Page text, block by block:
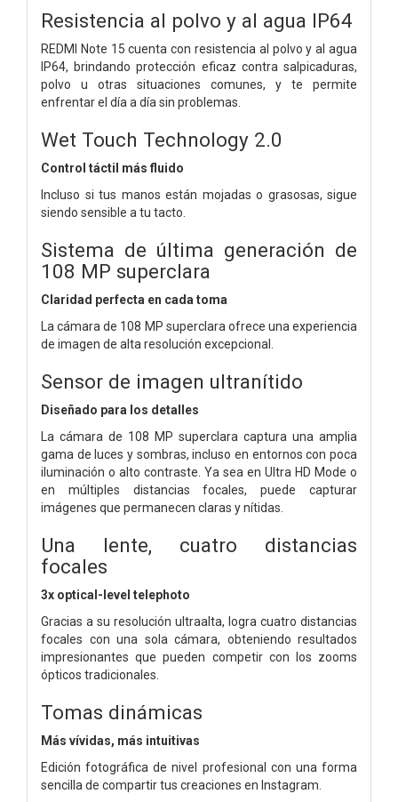
Resistencia al polvo y al agua IP64
REDMI Note 15 cuenta con resistencia al polvo y al agua
IP64, brindando protección eficaz contra salpicaduras,
polvo u otras situaciones comunes, y te permite
enfrentar el día a día sin problemas.
Wet Touch Technology 2.0
Control táctil más fluido
Incluso si tus manos están mojadas o grasosas, sigue
siendo sensible a tu tacto.
Sistema de última generación de
108 MP superclara
Claridad perfecta en cada toma
La cámara de 108 MP superclara ofrece una experiencia
de imagen de alta resolución excepcional.
Sensor de imagen ultranítido
Diseñado para los detalles
La cámara de 108 MP superclara captura una amplia
gama de luces y sombras, incluso en entornos con poca
iluminación o alto contraste. Ya sea en Ultra HD Mode o
en múltiples distancias focales, puede capturar
imágenes que permanecen claras y nítidas.
Una lente, cuatro distancias
focales
3x optical-level telephoto
Gracias a su resolución ultraalta, logra cuatro distancias
focales con una sola cámara, obteniendo resultados
impresionantes que pueden competir con los zooms
ópticos tradicionales.
Tomas dinámicas
Más vívidas, más intuitivas
Edición fotográfica de nivel profesional con una forma
sencilla de compartir tus creaciones en Instagram.